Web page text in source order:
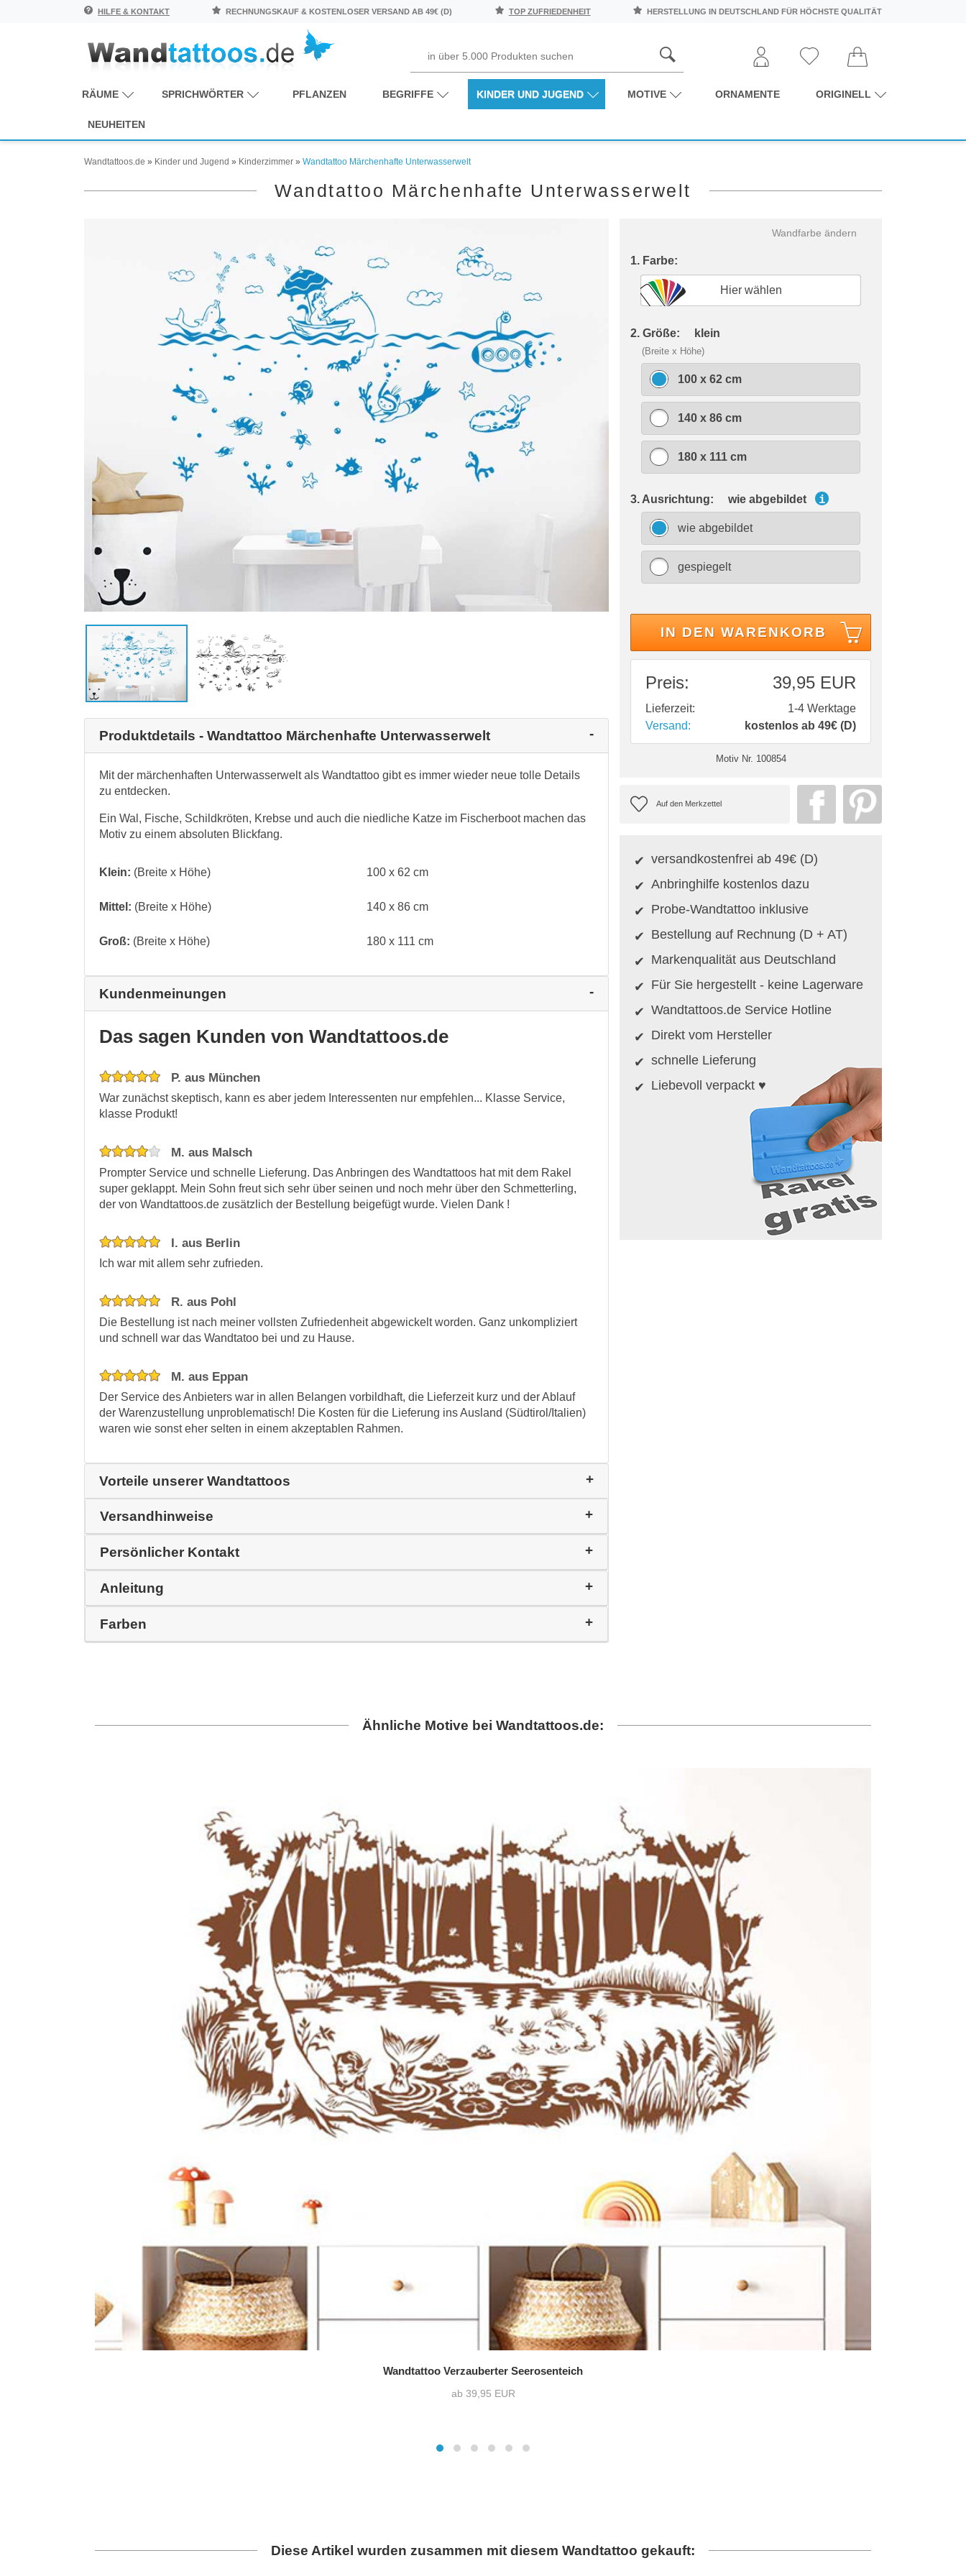
HILFE & KONTAKT RECHNUNGSKAUF & KOSTENLOSER VERSAND AB 49€ (D) TOP ZUFRIEDENHEIT HERSTELLUNG IN DEUTSCHLAND FÜR HÖCHSTE QUALITÄT
RÄUME SPRICHWÖRTER PFLANZEN BEGRIFFE KINDER UND JUGEND MOTIVE ORNAMENTE ORIGINELL
NEUHEITEN
Wandtattoos.de » Kinder und Jugend » Kinderzimmer » Wandtattoo Märchenhafte Unterwasserwelt
Wandtattoo Märchenhafte Unterwasserwelt
Produktdetails - Wandtattoo Märchenhafte Unterwasserwelt
Mit der märchenhaften Unterwasserwelt als Wandtattoo gibt es immer wieder neue tolle Details
zu entdecken.
Ein Wal, Fische, Schildkröten, Krebse und auch die niedliche Katze im Fischerboot machen das
Motiv zu einem absoluten Blickfang.
Klein: (Breite x Höhe) 100 x 62 cm
Mittel: (Breite x Höhe) 140 x 86 cm
Groß: (Breite x Höhe) 180 x 111 cm
Kundenmeinungen
Das sagen Kunden von Wandtattoos.de
P. aus München
War zunächst skeptisch, kann es aber jedem Interessenten nur empfehlen... Klasse Service,
klasse Produkt!
M. aus Malsch
Prompter Service und schnelle Lieferung. Das Anbringen des Wandtattoos hat mit dem Rakel
super geklappt. Mein Sohn freut sich sehr über seinen und noch mehr über den Schmetterling,
der von Wandtattoos.de zusätzlich der Bestellung beigefügt wurde. Vielen Dank !
I. aus Berlin
Ich war mit allem sehr zufrieden.
R. aus Pohl
Die Bestellung ist nach meiner vollsten Zufriedenheit abgewickelt worden. Ganz unkompliziert
und schnell war das Wandtatoo bei und zu Hause.
M. aus Eppan
Der Service des Anbieters war in allen Belangen vorbildhaft, die Lieferzeit kurz und der Ablauf
der Warenzustellung unproblematisch! Die Kosten für die Lieferung ins Ausland (Südtirol/Italien)
waren wie sonst eher selten in einem akzeptablen Rahmen.
Vorteile unserer Wandtattoos
Versandhinweise
Persönlicher Kontakt
Anleitung
Farben
Wandfarbe ändern
1. Farbe:
Hier wählen
2. Größe: klein
(Breite x Höhe)
100 x 62 cm
140 x 86 cm
180 x 111 cm
3. Ausrichtung: wie abgebildet i
wie abgebildet
gespiegelt
IN DEN WARENKORB
Preis: 39,95 EUR
Lieferzeit:
1-4 Werktage
Versand:
kostenlos ab 49€ (D)
Motiv Nr. 100854
versandkostenfrei ab 49€ (D)
Anbringhilfe kostenlos dazu
Probe-Wandtattoo inklusive
Bestellung auf Rechnung (D + AT)
Markenqualität aus Deutschland
Für Sie hergestellt - keine Lagerware
Wandtattoos.de Service Hotline
Direkt vom Hersteller
schnelle Lieferung
Liebevoll verpackt ♥
Ähnliche Motive bei Wandtattoos.de:
Wandtattoo Verzauberter Seerosenteich
ab 39,95 EUR
Diese Artikel wurden zusammen mit diesem Wandtattoo gekauft: